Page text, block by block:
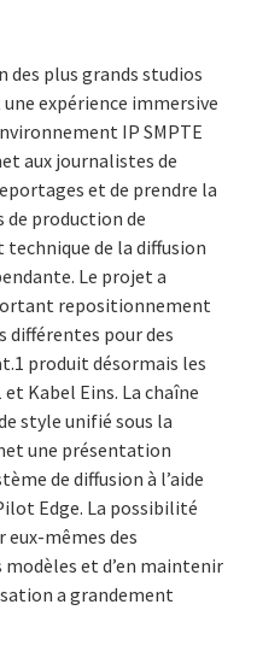
des plus grands studios
expérience immersive
IP SMPTE
aux journalistes de
et de prendre la
de production de
technique de la diffusion
Le projet a
repositionnement
différentes pour des
produit désormais les
Kabel Eins. La chaîne
style unifié sous la
une présentation
de diffusion à l’aide
Edge. La possibilité
eux-mêmes des
et d’en maintenir
a grandement